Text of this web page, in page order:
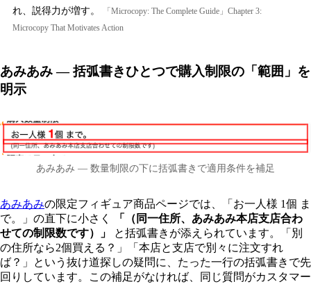
れ、説得力が増す。
「Microcopy: The Complete Guide」Chapter 3:
Microcopy That Motivates Action
あみあみ — 括弧書きひとつで購入制限の「範囲」を
明示
あみあみ — 数量制限の下に括弧書きで適用条件を補足
あみあみの限定フィギュア商品ページでは、「お一人様 1個 ま
で。」の直下に小さく
「（同一住所、あみあみ本店支店合わ
せての制限数です）」
と括弧書きが添えられています。「別
の住所なら2個買える？」「本店と支店で別々に注文すれ
ば？」という抜け道探しの疑問に、たった一行の括弧書きで先
回りしています。この補足がなければ、同じ質問がカスタマー